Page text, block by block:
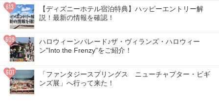
【ディズニーホテル宿泊特典】ハッピーエントリー解
説！最新の情報を確認！
ハロウィーンパレード♪ザ・ヴィランズ・ハロウィー
ン"Into the Frenzy"をご紹介！
「ファンタジースプリングス ニューチャプター・ビギ
ンズ展」へ行って来た！